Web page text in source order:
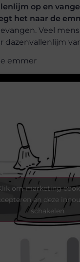
op en
het naar de
Veel
dazenvallenlijm
emmer
om marketing
en deze
schakelen